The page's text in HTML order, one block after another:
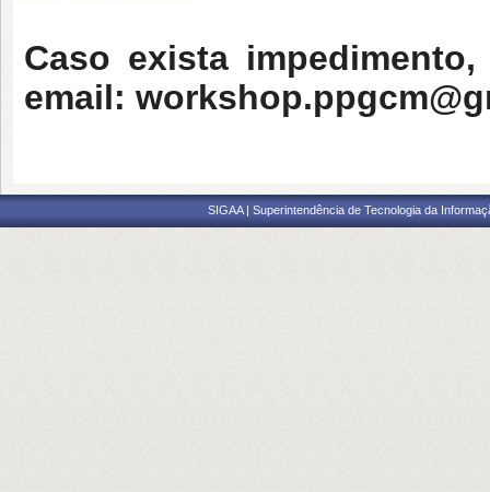
Caso exista
email:
SIGAA | Superintendência de Tecnologia da